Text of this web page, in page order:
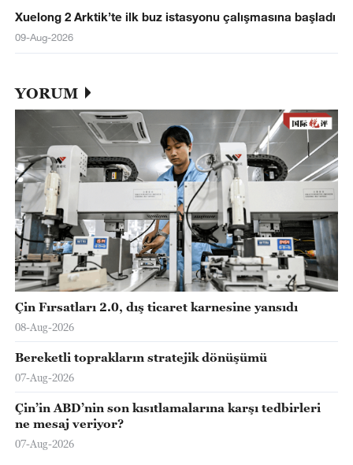
Xuelong 2 Arktik’te ilk buz istasyonu çalışmasına başladı
09-Aug-2026
YORUM
Çin Fırsatları 2.0, dış ticaret karnesine yansıdı
08-Aug-2026
Bereketli toprakların stratejik dönüşümü
07-Aug-2026
Çin’in ABD’nin son kısıtlamalarına karşı tedbirleri
ne mesaj veriyor?
07-Aug-2026